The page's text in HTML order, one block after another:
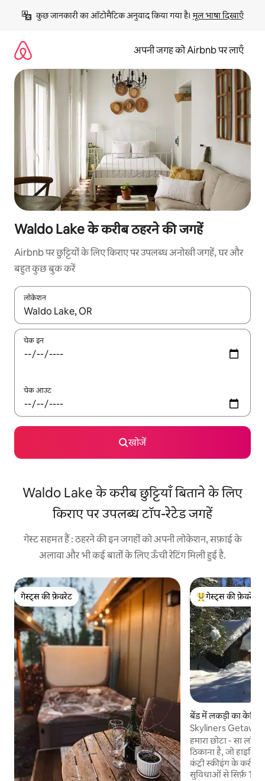
छोड़कर
कॉन्टेंट
कुछ जानकारी का ऑटोमैटिक अनुवाद किया गया है। मूल भाषा दिखाएँ
अपनी जगह को Airbnb पर लाएँ
Waldo Lake के करीब ठहरने की जगहें
Airbnb पर छुट्टियों के लिए किराए पर उपलब्ध अनोखी जगहें, घर और
बहुत कुछ बुक करें
लोकेशन
नतीजों के उपलब्ध होने पर, अप और डाउन 'ऐरो की' का इस्तेमाल करके नेविगेट
चेक इन
चेक आउट
खोजें
Waldo Lake के करीब छुट्टियाँ बिताने के लिए
किराए पर उपलब्ध टॉप-रेटेड जगहें
गेस्ट सहमत हैं : ठहरने की इन जगहों को अपनी लोकेशन, सफ़ाई के
अलावा और भी कई बातों के लिए ऊँची रेटिंग मिली हुई है.
गेस्ट्स की फ़ेवरेट
गेस्ट्स की फ़ेवरेट
गेस्ट्स का टॉप फ़ेवरेट
गेस्ट्स की फ़ेवरेट
बेंड में लकड़ी का केबिन
Skyliners Getaway
हमारा छोटा - सा
ठिकाना है, जो
कंट्री स्कीइंग के
सुविधाओं से सिर्फ़ 10 मील